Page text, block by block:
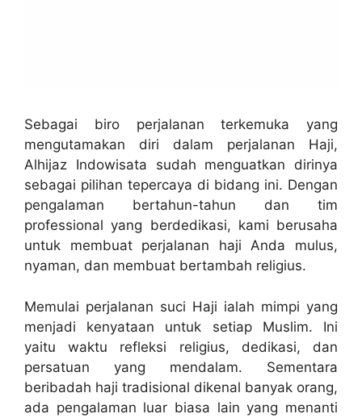
Sebagai biro perjalanan terkemuka yang
mengutamakan diri dalam perjalanan Haji,
Alhijaz Indowisata sudah menguatkan dirinya
sebagai pilihan tepercaya di bidang ini. Dengan
pengalaman bertahun-tahun dan tim
professional yang berdedikasi, kami berusaha
untuk membuat perjalanan haji Anda mulus,
nyaman, dan membuat bertambah religius.
Memulai perjalanan suci Haji ialah mimpi yang
menjadi kenyataan untuk setiap Muslim. Ini
yaitu waktu refleksi religius, dedikasi, dan
persatuan yang mendalam. Sementara
beribadah haji tradisional dikenal banyak orang,
ada pengalaman luar biasa lain yang menanti